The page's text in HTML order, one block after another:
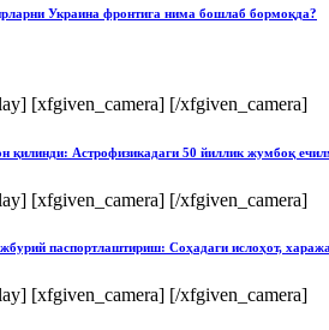
Украина фронтига нима бошлаб бормоқда?
[xfgiven_camera] [/xfgiven_camera]
қилинди: Астрофизикадаги 50 йиллик жумбоқ
[xfgiven_camera] [/xfgiven_camera]
паспортлаштириш: Соҳадаги ислоҳот,
[xfgiven_camera] [/xfgiven_camera]